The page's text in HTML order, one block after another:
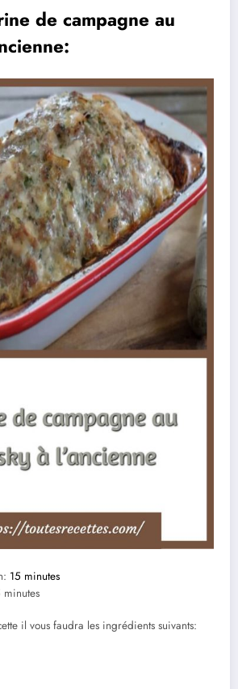
de campagne au
15 minutes
minutes
il vous faudra les ingrédients suivants: